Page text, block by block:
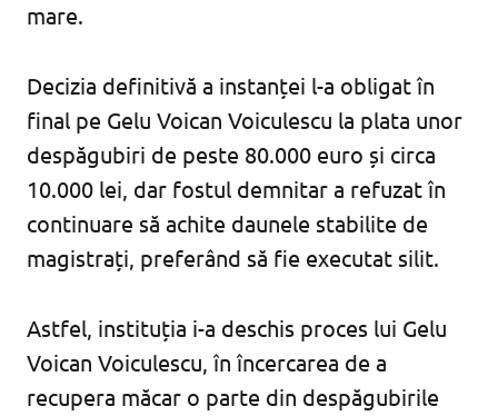
mare.
Decizia definitivă a instanței l-a obligat în
final pe Gelu Voican Voiculescu la plata unor
despăgubiri de peste 80.000 euro și circa
10.000 lei, dar fostul demnitar a refuzat în
continuare să achite daunele stabilite de
magistrați, preferând să fie executat silit.
Astfel, instituția i-a deschis proces lui Gelu
Voican Voiculescu, în încercarea de a
recupera măcar o parte din despăgubirile